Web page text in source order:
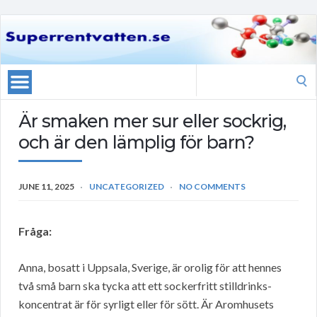
Är smaken mer sur eller sockrig,
och är den lämplig för barn?
JUNE 11, 2025 UNCATEGORIZED NO COMMENTS
Fråga:
Anna, bosatt i Uppsala, Sverige, är orolig för att hennes
två små barn ska tycka att ett sockerfritt stilldrinks-
koncentrat är för syrligt eller för sött. Är Aromhusets